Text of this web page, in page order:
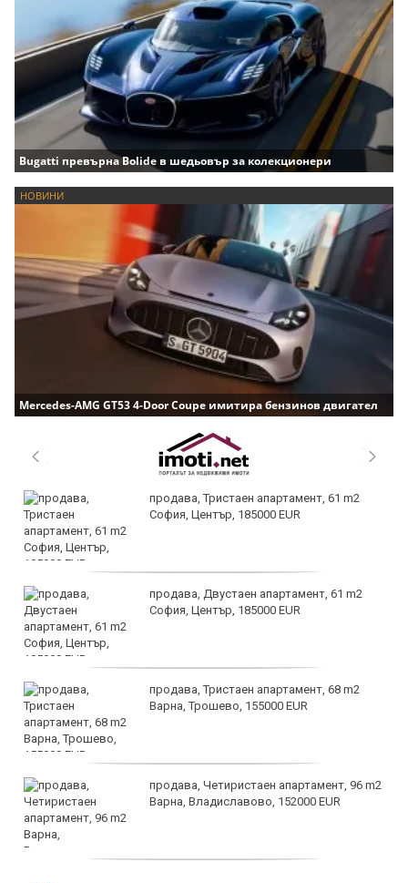
Bugatti превърна Bolide в шедьовър за колекционери
НОВИНИ
Mercedes-AMG GT53 4-Door Coupe имитира бензинов двигател
продава, Тристаен апартамент, 61 m2
София, Център, 185000 EUR
продава, Двустаен апартамент, 61 m2
София, Център, 185000 EUR
продава, Тристаен апартамент, 68 m2
Варна, Трошево, 155000 EUR
продава, Четиристаен апартамент, 96 m2
Варна, Владиславово, 152000 EUR